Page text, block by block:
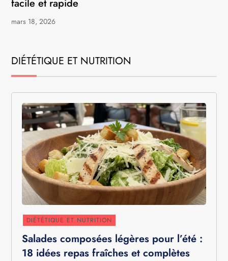
facile et rapide
mars 18, 2026
DIÉTÉTIQUE ET NUTRITION
DIÉTÉTIQUE ET NUTRITION
Salades composées légères pour l’été :
18 idées repas fraîches et complètes